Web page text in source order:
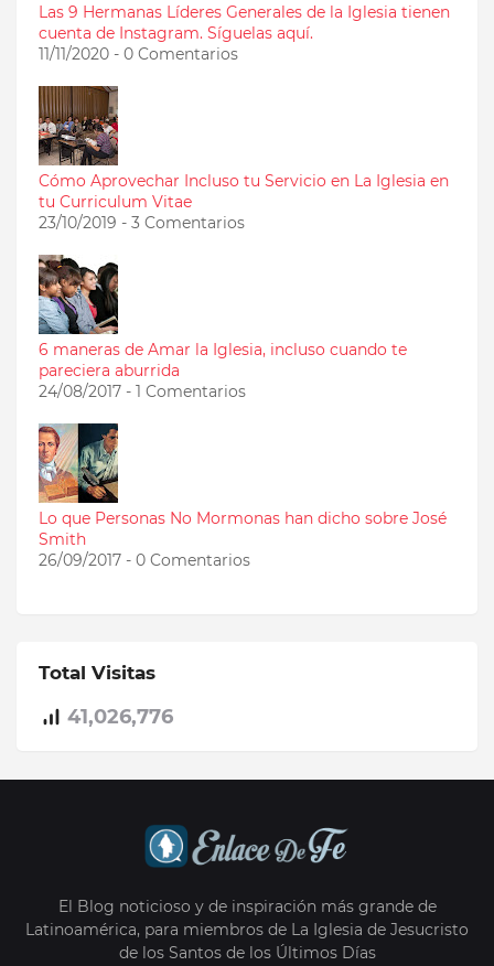
Las 9 Hermanas Líderes Generales de la Iglesia tienen
cuenta de Instagram. Síguelas aquí.
11/11/2020 - 0 Comentarios
Cómo Aprovechar Incluso tu Servicio en La Iglesia en
tu Curriculum Vitae
23/10/2019 - 3 Comentarios
6 maneras de Amar la Iglesia, incluso cuando te
pareciera aburrida
24/08/2017 - 1 Comentarios
Lo que Personas No Mormonas han dicho sobre José
Smith
26/09/2017 - 0 Comentarios
Total Visitas
41,026,776
El Blog noticioso y de inspiración más grande de
Latinoamérica, para miembros de La Iglesia de Jesucristo
de los Santos de los Últimos Días